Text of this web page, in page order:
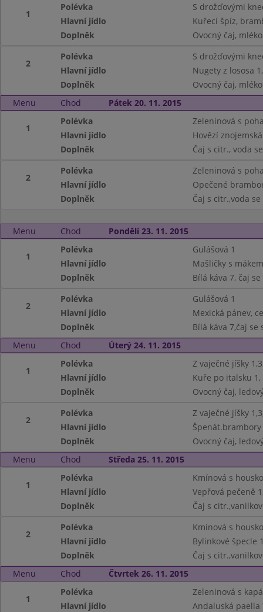
1
Polévka
S drožďovými
Hlavní jídlo
Kuřecí špíz,
Doplněk
Ovocný čaj,
2
Polévka
S drožďovými
Hlavní jídlo
Nugety z lososa
Doplněk
Ovocný čaj,
Menu
Chod Pátek 20. 11. 2015
1
Polévka
Zeleninová s
Hlavní jídlo
Hovězí
Doplněk
Čaj s citr., voda
2
Polévka
Zeleninová s
Hlavní jídlo
Opečené
Doplněk
Čaj s citr.,voda
Menu Chod Pondělí 23. 11. 2015
1
Polévka
Gulášová 1
Hlavní jídlo
Mašličky s
Doplněk
Bílá káva 7, čaj
2
Polévka
Gulášová 1
Hlavní jídlo
Mexická pánev,
Doplněk
Bílá káva 7,čaj
Menu
Chod Úterý 24. 11. 2015
1
Polévka
Z vaječné jíšky
Hlavní jídlo
Kuře po italsku
Doplněk
Ovocný čaj,
2
Polévka
Z vaječné jíšky
Hlavní jídlo
Doplněk
Ovocný čaj,
Menu
Chod Středa 25. 11. 2015
1
Polévka
Kmínová s
Hlavní jídlo
Vepřová pečeně
Doplněk
Čaj s
2
Polévka
Kmínová s
Hlavní jídlo
Bylinkové špecle
Doplněk
Čaj s
Menu
Chod Čtvrtek 26. 11. 2015
1
Polévka
Zeleninová s
Hlavní jídlo
Andaluská paella